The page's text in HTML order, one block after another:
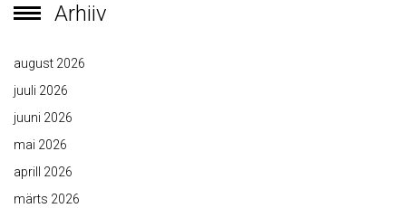
Arhiiv
august 2026
juuli 2026
juuni 2026
mai 2026
aprill 2026
märts 2026